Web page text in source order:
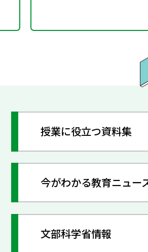
授業に役立つ資料集
今がわかる教育ニュー
文部科学省情報